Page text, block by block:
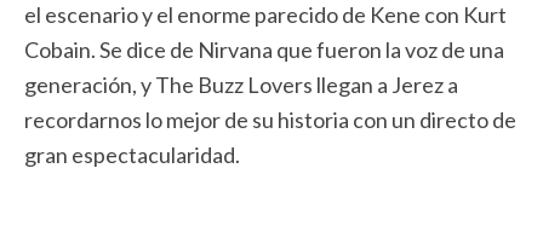
el escenario y el enorme parecido de Kene con Kurt
Cobain. Se dice de Nirvana que fueron la voz de una
generación, y The Buzz Lovers llegan a Jerez a
recordarnos lo mejor de su historia con un directo de
gran espectacularidad.